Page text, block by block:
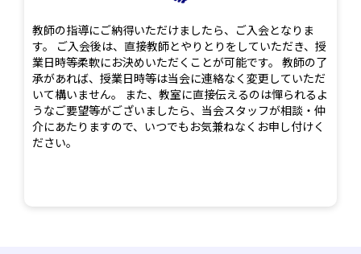
教師の指導にご納得いただけましたら、ご入会となりま
す。 ご入会後は、直接教師とやりとりをしていただき、授
業日時等柔軟にお決めいただくことが可能です。 教師の了
承があれば、授業日時等は当会に連絡なく変更していただ
いて構いません。 また、教室に直接伝えるのは憚られるよ
うなご要望等がございましたら、当会スタッフが相談・仲
介にあたりますので、いつでもお気兼ねなくお申し付けく
ださい。